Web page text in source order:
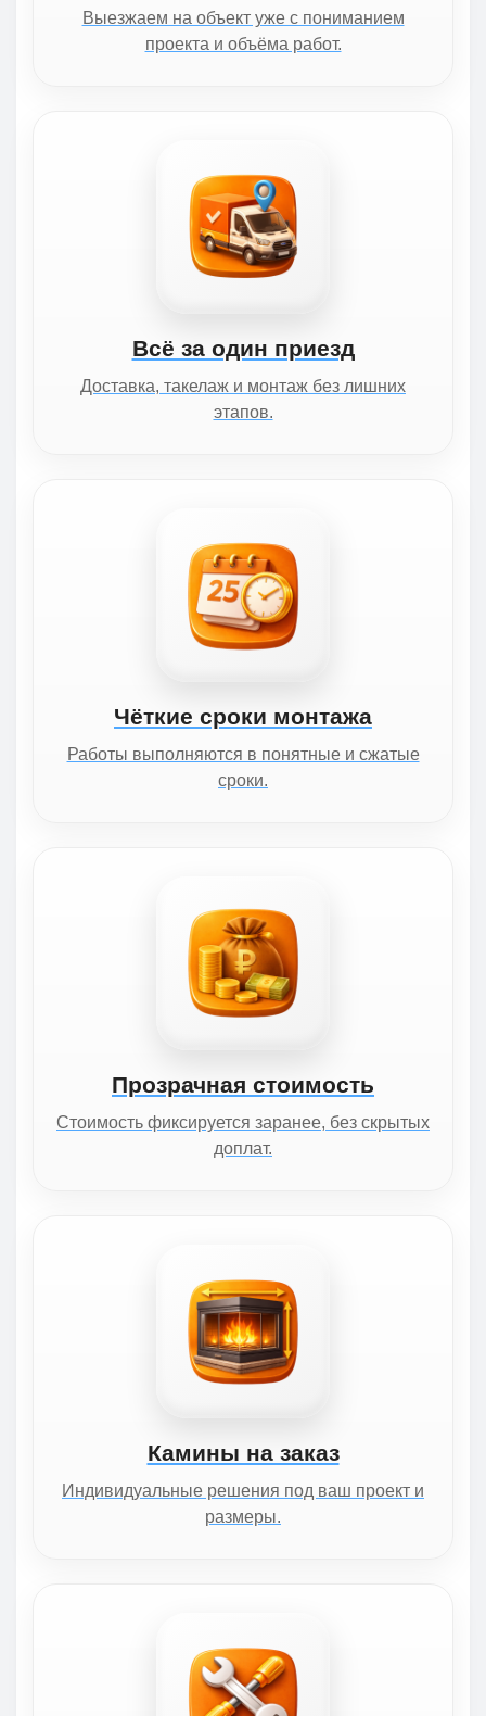
Выезжаем на объект уже с пониманием
проекта и объёма работ.
Всё за один приезд
Доставка, такелаж и монтаж без лишних
этапов.
Чёткие сроки монтажа
Работы выполняются в понятные и сжатые
сроки.
Прозрачная стоимость
Стоимость фиксируется заранее, без скрытых
доплат.
Камины на заказ
Индивидуальные решения под ваш проект и
размеры.